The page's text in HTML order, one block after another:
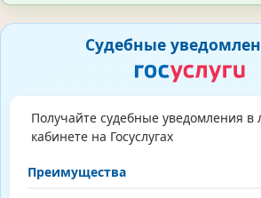
Судебные
Получайте судебные уведомления в
кабинете на Госуслугах
Преимущества